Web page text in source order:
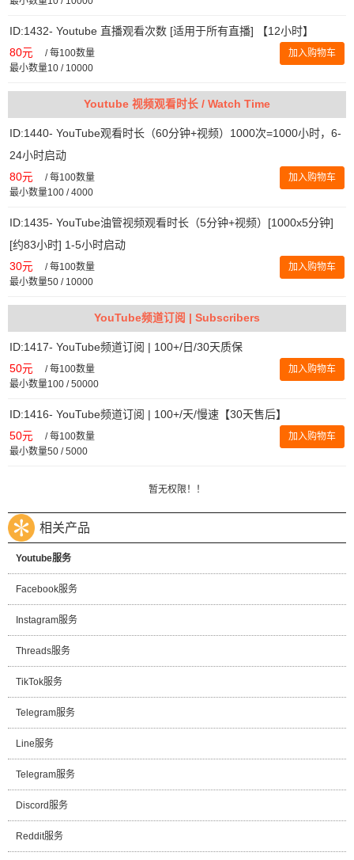
ID:1432- Youtube 直播观看次数 [适用于所有直播] 【12小时】
80元 /每100数量
最小数量10 / 10000
加入购物车
Youtube 视频观看时长 / Watch Time
ID:1440- YouTube观看时长（60分钟+视频）1000次=1000小时，6-
24小时启动
80元 /每100数量
最小数量100 / 4000
加入购物车
ID:1435- YouTube油管视频观看时长（5分钟+视频）[1000x5分钟]
[约83小时] 1-5小时启动
30元 /每100数量
最小数量50 / 10000
加入购物车
YouTube频道订阅 | Subscribers
ID:1417- YouTube频道订阅 | 100+/日/30天质保
50元 /每100数量
最小数量100 / 50000
加入购物车
ID:1416- YouTube频道订阅 | 100+/天/慢速【30天售后】
50元 /每100数量
最小数量50 / 5000
加入购物车
暂无权限！！
相关产品
Youtube服务
Facebook服务
Instagram服务
Threads服务
TikTok服务
Telegram服务
Line服务
Telegram服务
Discord服务
Reddit服务